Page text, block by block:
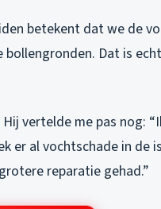
betekent dat we de
Dat is
vertelde me pas nog:
er al vochtschade in de
reparatie gehad.”